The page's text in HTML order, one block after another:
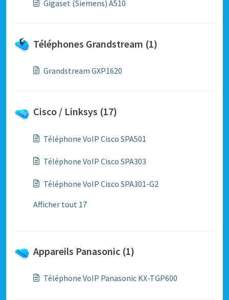
Gigaset (Siemens) A510
Téléphones Grandstream (1)
Grandstream GXP1620
Cisco / Linksys (17)
Téléphone VoIP Cisco SPA501
Téléphone VoIP Cisco SPA303
Téléphone VoIP Cisco SPA301-G2
Afficher tout 17
Appareils Panasonic (1)
Téléphone VoIP Panasonic KX-TGP600